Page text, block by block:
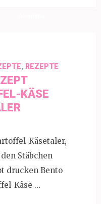
, REZEPTE
KÄSE M
Käsetaler,
Stäbchen
drucken Bento
Käse …